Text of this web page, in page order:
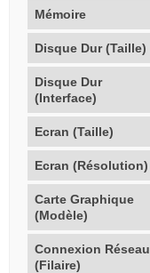
Mémoire
Disque Dur (Taille)
Disque Dur
(Interface)
Ecran (Taille)
Ecran (Résolution)
Carte Graphique
(Modèle)
Connexion Réseau
(Filaire)